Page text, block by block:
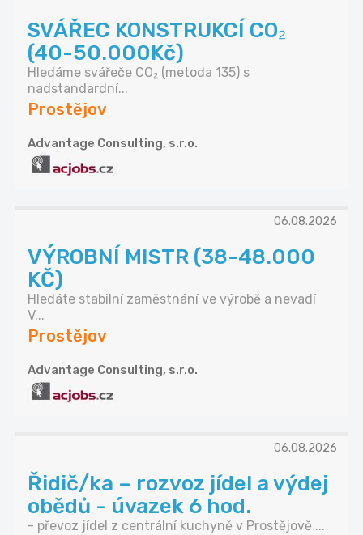
SVÁŘEC KONSTRUKCÍ CO₂
(40-50.000Kč)
Hledáme svářeče CO₂ (metoda 135) s
nadstandardní...
Prostějov
Advantage Consulting, s.r.o.
06.08.2026
VÝROBNÍ MISTR (38-48.000
KČ)
Hledáte stabilní zaměstnání ve výrobě a nevadí
V...
Prostějov
Advantage Consulting, s.r.o.
06.08.2026
Řidič/ka – rozvoz jídel a výdej
obědů - úvazek 6 hod.
- převoz jídel z centrální kuchyně v Prostějově ...